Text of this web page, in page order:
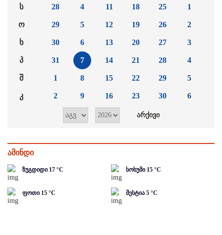
ს
ო
ხ
პ
შ
კ
28
29
30
31
1
2
4
5
6
7
8
9
11
12
13
14
15
16
18
19
20
21
22
23
25
26
27
28
29
30
1
2
3
4
5
6
ამინდი
ზუგდიდი 17 °C სოხუმი 15 °C
ფოთი 15 °C მესტია 5 °C